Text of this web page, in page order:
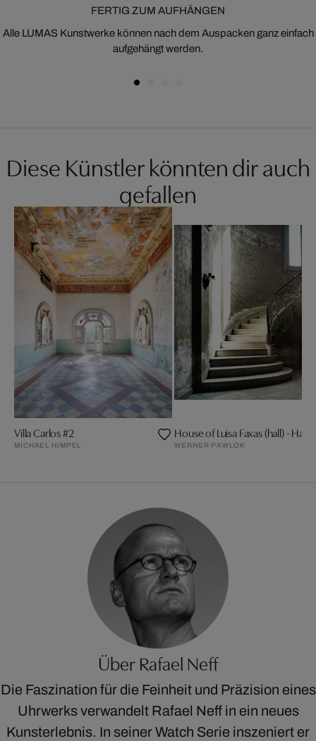
FERTIG ZUM AUFHÄNGEN
Alle LUMAS Kunstwerke können nach dem Auspacken ganz einfach
aufgehängt werden.
Diese Künstler könnten dir auch
gefallen
Villa Carlos #2
MICHAEL HIMPEL
House of Luisa Faxas (hall) -
WERNER PAWLOK
Über Rafael Neff
Die Faszination für die Feinheit und Präzision eines
Uhrwerks verwandelt Rafael Neff in ein neues
Kunsterlebnis. In seiner Watch Serie inszeniert er